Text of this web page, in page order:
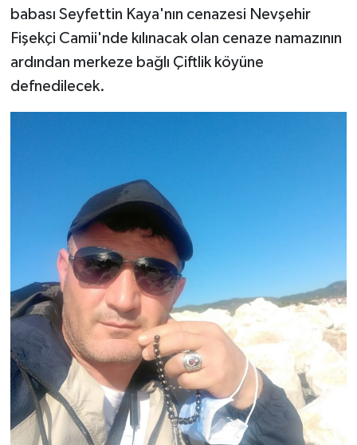
babası Seyfettin Kaya'nın cenazesi Nevşehir
Fişekçi Camii'nde kılınacak olan cenaze namazının
ardından merkeze bağlı Çiftlik köyüne
defnedilecek.